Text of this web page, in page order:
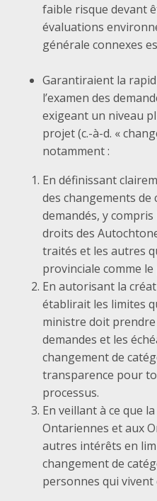
faible risque devant
évaluations
générale connexes
Garantiraient la
l’examen des
exigeant un niveau
projet (c.-à-d. «
notamment :
En définissant
des changements
demandés, y
droits des
traités et les autres
provinciale comme
En autorisant la
établirait les limites
ministre doit prendre
demandes et les
changement de
transparence pour
processus.
En veillant à ce que
Ontariennes et aux
autres intérêts en
changement de
personnes qui vivent